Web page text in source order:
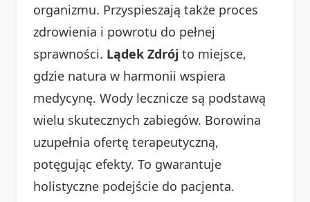
organizmu. Przyspieszają także proces
zdrowienia i powrotu do pełnej
sprawności. Lądek Zdrój to miejsce,
gdzie natura w harmonii wspiera
medycynę. Wody lecznicze są podstawą
wielu skutecznych zabiegów. Borowina
uzupełnia ofertę terapeutyczną,
potęgując efekty. To gwarantuje
holistyczne podejście do pacjenta.